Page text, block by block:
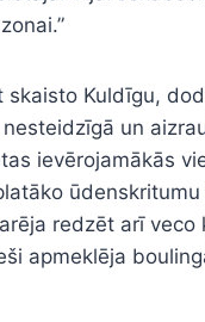
skaisto Kuldīgu,
un
ievērojamākās
redzēt arī veco
apmeklēja